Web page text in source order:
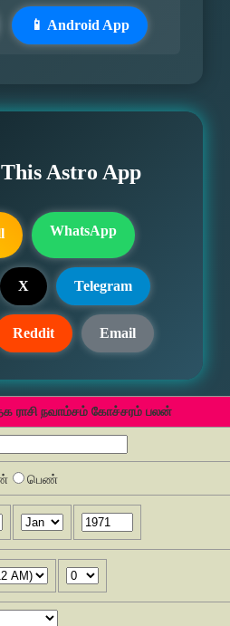
📱 Android App
Astro App
WhatsApp
X Telegram
Reddit Email
ராசி நவாம்சம் கோச்சரம் பலன்
பெண்